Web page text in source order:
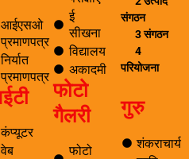
आईएसओ
प्रमाणपत्र
निर्यात
प्रमाणपत्र
कंप्यूटर
वेब
ई
सीखना
विद्यालय
अकादमी
फोटो
गैलरी
फोटो
संगठन
3 संगठन
4
परियोजना
गुरु
शंकराचार्य